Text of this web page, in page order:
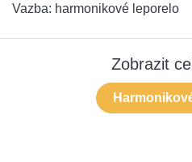
Vazba: harmonikové leporelo
Zobrazit